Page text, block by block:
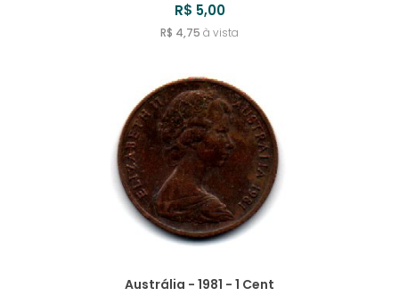
R$ 5,00
R$ 4,75 à vista
Austrália - 1981 - 1 Cent